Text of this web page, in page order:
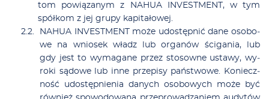
tom po­wią­za­nym z NAHUA INVESTMENT, w tym
spół­kom z jej gru­py ka­pi­ta­ło­wej.
NAHUA INVESTMENT mo­że udo­stęp­nić da­ne oso­bo­
we na wnio­sek władz lub or­ga­nów ści­ga­nia, lub
gdy jest to wy­ma­ga­ne przez sto­sow­ne usta­wy, wy­
ro­ki są­do­we lub in­ne prze­pi­sy pań­stwo­we. Ko­niecz­
ność udo­stęp­nie­nia da­nych oso­bo­wych mo­że być